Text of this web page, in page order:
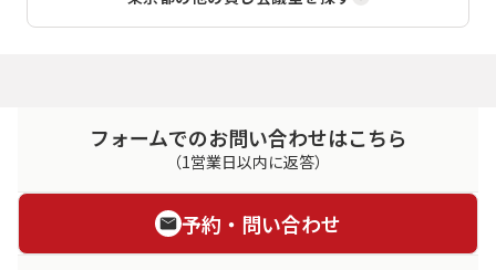
フォームでのお問い合わせはこちら
（1営業日以内に返答）
予約・問い合わせ